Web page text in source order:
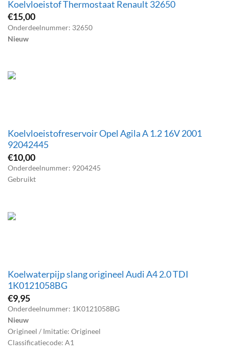
Koelvloeistof Thermostaat Renault 32650
€15,00
Onderdeelnummer: 32650
Nieuw
Koelvloeistofreservoir Opel Agila A 1.2 16V 2001
92042445
€10,00
Onderdeelnummer: 9204245
Gebruikt
Koelwaterpijp slang origineel Audi A4 2.0 TDI
1K0121058BG
€9,95
Onderdeelnummer: 1K0121058BG
Nieuw
Origineel / Imitatie: Origineel
Classificatiecode: A1